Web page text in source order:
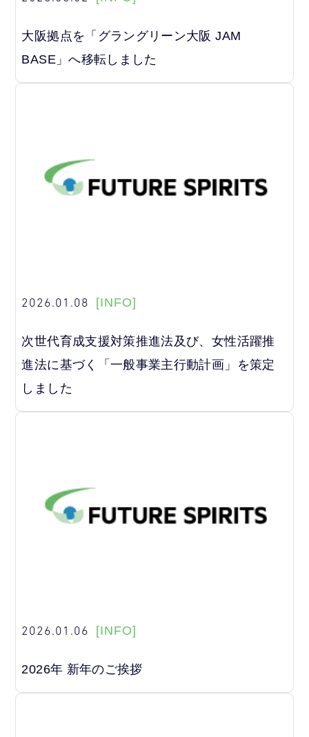
大阪拠点を「グラングリーン大阪 JAM
BASE」へ移転しました
2026.01.08 [INFO]
次世代育成支援対策推進法及び、女性活躍推
進法に基づく「一般事業主行動計画」を策定
しました
2026.01.06 [INFO]
2026年 新年のご挨拶